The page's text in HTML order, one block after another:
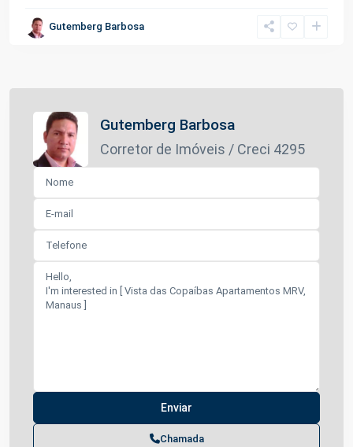
Gutemberg Barbosa
Gutemberg Barbosa
Corretor de Imóveis / Creci 4295
Chamada